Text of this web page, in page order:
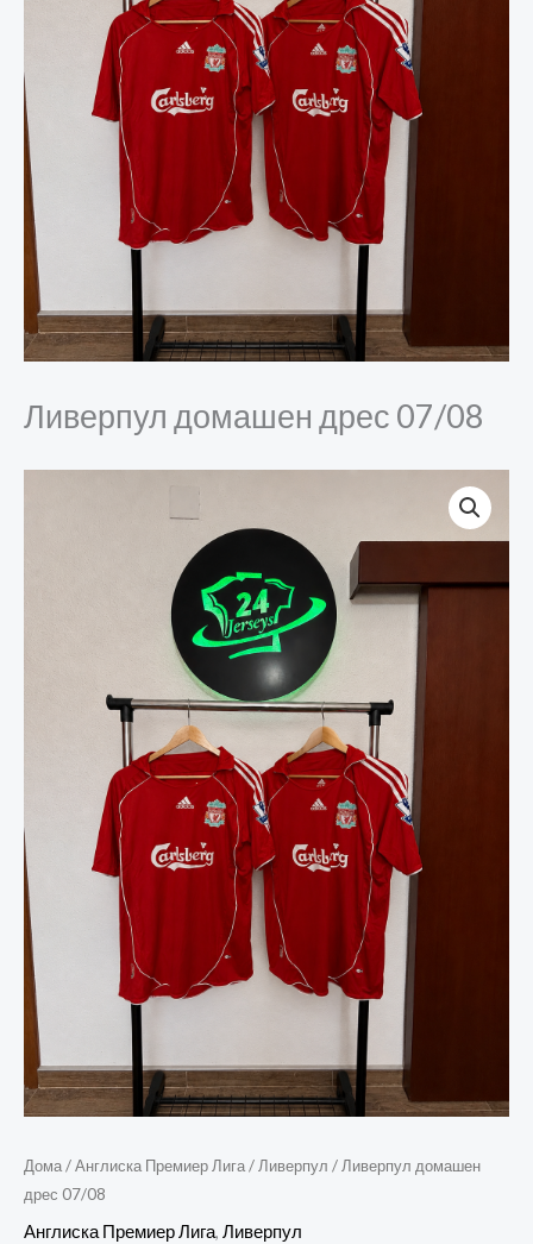
Ливерпул домашен дрес 07/08
Дома/Англиска Премиер Лига/ Ливерпул / Ливерпул домашен
дрес 07/08
Англиска Премиер Лига, Ливерпул